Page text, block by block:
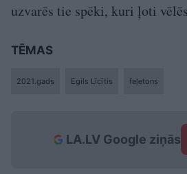
uzvarēs tie spēki, kuri ļoti
TĒMAS
2021.gads Egils Līcītis feļetons
LA.LV Google ziņās